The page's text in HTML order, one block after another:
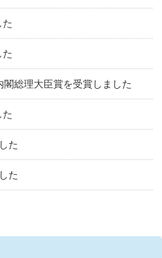
総理大臣賞を受賞しました
た
た